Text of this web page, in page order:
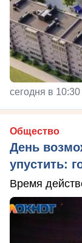
сегодня в 10:30
Общество
День
упустить:
Время